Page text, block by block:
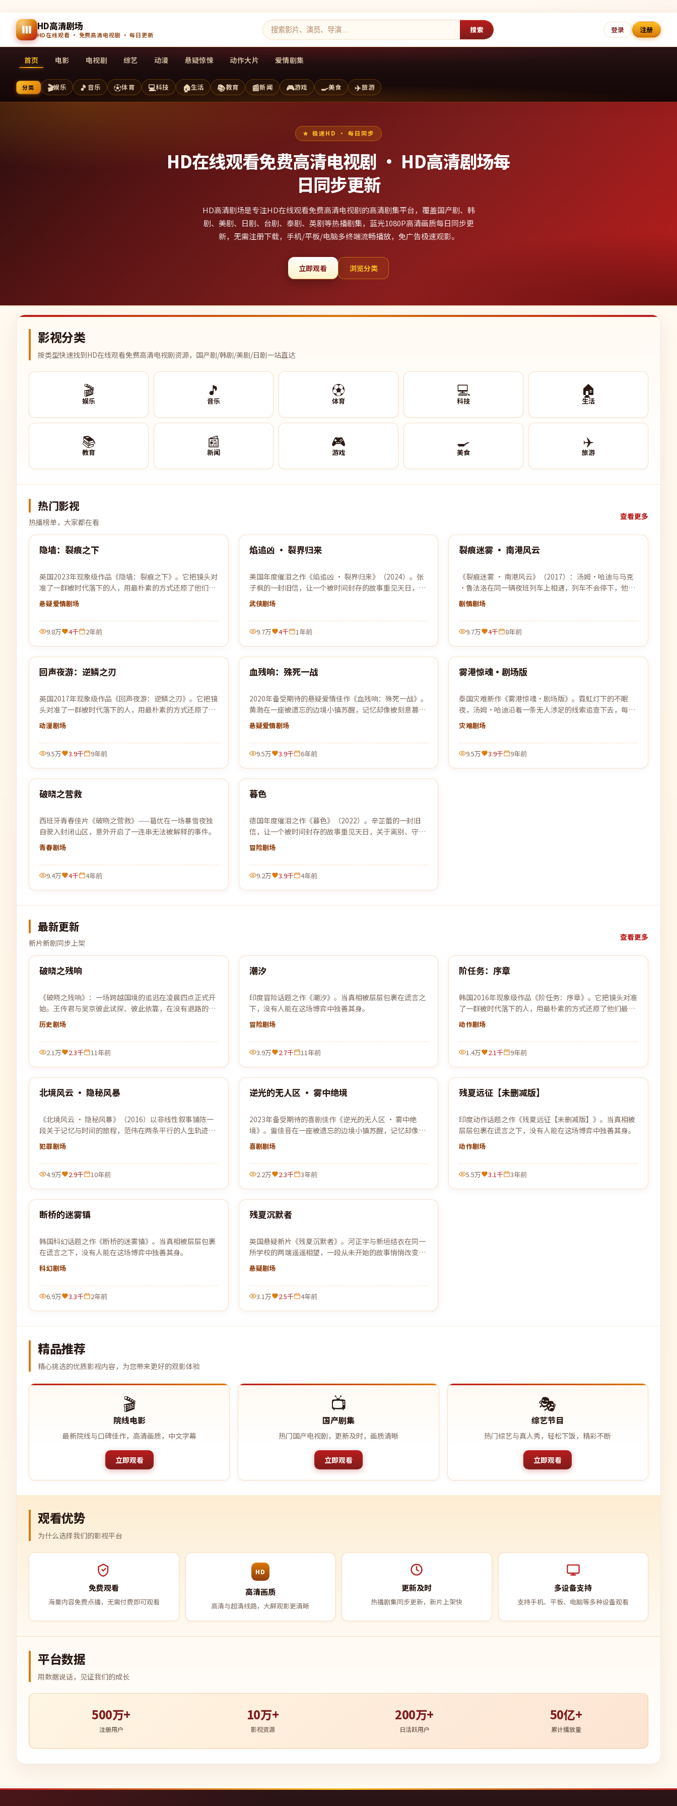
HD高清剧场
HD在线观看 · 免费高清电视剧 · 每日更新
搜索 登录 注册
首页 电影 电视剧 综艺 动漫 悬疑惊悚 动作大片 爱情剧集
分类 🎬娱乐 🎵 音乐 ⚽体育 💻科技 🏠生活 📚教育 📰新闻 🎮游戏 🍳美食 ✈️旅游
极速HD · 每日同步
HD在线观看免费高清电视剧 · HD高清剧场每
日同步更新
HD高清剧场是专注HD在线观看免费高清电视剧的高清剧集平台，覆盖国产剧、韩
剧、美剧、日剧、台剧、泰剧、英剧等热播剧集，蓝光1080P高清画质每日同步更
新，无需注册下载，手机/平板/电脑多终端流畅播放，免广告极速观影。
立即观看 浏览分类
影视分类
按类型快速找到HD在线观看免费高清电视剧资源，国产剧/韩剧/美剧/日剧一站直达
🎬
娱乐
🎵
音乐
⚽
体育
💻
科技
🏠
生活
📚
教育
📰
新闻
🎮
游戏
🍳
美食
✈️
旅游
热门影视
热播榜单，大家都在看
查看更多
热门
隐墙：裂痕之下
英国2023年现象级作品《隐墙：裂痕之下》。它把镜头对
准了一群被时代落下的人，用最朴素的方式还原了他们最
不平凡的日常。
悬疑爱情剧场
9.8万 4千 2年前
热门
焰追凶 · 裂界归来
美国年度催泪之作《焰追凶 · 裂界归来》（2024）。张
子枫的一封旧信，让一个被时间封存的故事重见天日，关
于离别、守候与原谅。
武侠剧场
9.7万 4千 1年前
热门
99:46
裂痕迷雾 · 南港风云
《裂痕迷雾 · 南港风云》（2017）：汤姆·哈迪与马克
·鲁法洛在同一辆夜班列车上相遇，列车不会停下，他们
也不能停下。
剧情剧场
9.7万 4千 8年前
热门
99:20
回声夜游：逆鳞之刃
英国2017年现象级作品《回声夜游：逆鳞之刃》。它把镜
头对准了一群被时代落下的人，用最朴素的方式还原了他
们最不平凡的日常。
动漫剧场
9.5万 3.9千 9年前
热门
99:41
血残响：殊死一战
2020年备受期待的悬疑爱情佳作《血残响：殊死一战》。
黄渤在一座被遗忘的边境小镇苏醒，记忆却像被刻意篡
改，唯一线索是一张被烧毁的车票。
悬疑爱情剧场
9.5万 3.9千 6年前
热门
99:08
雾港惊魂·剧场版
泰国灾难新作《雾港惊魂·剧场版》。霓虹灯下的不眠
夜，汤姆·哈迪沿着一条无人涉足的线索追查下去，每靠
近真相一步，黑暗就更加贴近。
灾难剧场
9.5万 3.9千 9年前
热门
破晓之营救
西班牙青春佳片《破晓之营救》——葛优在一场暴雪夜独
自驶入封闭山区，意外开启了一连串无法被解释的事件。
青春剧场
9.4万 4千 4年前
热门
暮色
德国年度催泪之作《暮色》（2022）。辛芷蕾的一封旧
信，让一个被时间封存的故事重见天日，关于离别、守候
与原谅。
冒险剧场
9.2万 3.9千 4年前
最新更新
新片新剧同步上架
查看更多
最新
破晓之残响
《破晓之残响》：一场跨越国境的追逃在凌晨四点正式开
始。王传君与吴京彼此试探、彼此依靠，在没有退路的旅
程上各自交出底牌。
历史剧场
2.1万 2.3千 11年前
最新
潮汐
印度冒险话题之作《潮汐》。当真相被层层包裹在谎言之
下，没有人能在这场博弈中独善其身。
冒险剧场
3.9万 2.7千 11年前
最新
99:57
阶任务：序章
韩国2016年现象级作品《阶任务：序章》。它把镜头对准
了一群被时代落下的人，用最朴素的方式还原了他们最不
平凡的日常。
动作剧场
1.4万 2.1千 9年前
最新
99:42
北境风云 · 隐秘风暴
《北境风云 · 隐秘风暴》（2016）以非线性叙事铺陈一
段关于记忆与时间的旅程，范伟在两条平行的人生轨迹中
寻找自我的答案。
犯罪剧场
4.9万 2.9千 10年前
最新
99:49
逆光的无人区 · 雾中绝境
2023年备受期待的喜剧佳作《逆光的无人区 · 雾中绝
境》。雷佳音在一座被遗忘的边境小镇苏醒，记忆却像被
刻意篡改，唯一线索是一张被烧毁的车票。
喜剧剧场
2.2万 2.3千 3年前
最新
99:06
残夏远征【未删减版】
印度动作话题之作《残夏远征【未删减版】》。当真相被
层层包裹在谎言之下，没有人能在这场博弈中独善其身。
动作剧场
5.5万 3.1千 3年前
最新
断桥的迷雾镇
韩国科幻话题之作《断桥的迷雾镇》。当真相被层层包裹
在谎言之下，没有人能在这场博弈中独善其身。
科幻剧场
6.9万 3.3千 2年前
最新
残夏沉默者
英国悬疑新片《残夏沉默者》。河正宇与新垣结衣在同一
所学校的两端遥遥相望，一段从未开始的故事悄悄改变了
彼此的人生。
悬疑剧场
3.1万 2.5千 4年前
精品推荐
精心挑选的优质影视内容，为您带来更好的观影体验
🎬
院线电影
最新院线与口碑佳作，高清画质，中文字幕
立即观看
📺
国产剧集
热门国产电视剧，更新及时，画质清晰
立即观看
🎭
综艺节目
热门综艺与真人秀，轻松下饭，精彩不断
立即观看
观看优势
为什么选择我们的影视平台
免费观看
海量内容免费点播，无需付费即可观看
HD
高清画质
高清与超清线路，大屏观影更清晰
更新及时
热播剧集同步更新，新片上架快
多设备支持
支持手机、平板、电脑等多种设备观看
平台数据
用数据说话，见证我们的成长
500万+
注册用户
10万+
影视资源
200万+
日活跃用户
50亿+
累计播放量